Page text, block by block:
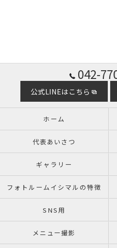
042-
公式LINEはこちら
ホーム
代表あいさつ
ギャラリー
フォトルームイシマルの特徴
SNS用
メニュー撮影